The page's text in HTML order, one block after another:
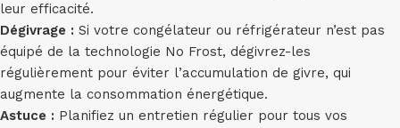
leur efficacité.
Dégivrage : Si votre congélateur ou réfrigérateur n’est pas
équipé de la technologie No Frost, dégivrez-les
régulièrement pour éviter l’accumulation de givre, qui
augmente la consommation énergétique.
Astuce : Planifiez un entretien régulier pour tous vos